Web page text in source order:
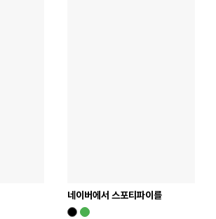
네이버에서 스포티파이를